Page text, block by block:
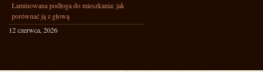
Laminowana podłoga do mieszkania: jak
porównać ją z głową
12 czerwca, 2026